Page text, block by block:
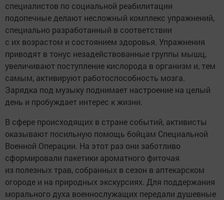
специалистов по социальной реабилитации
подопечные делают несложный комплекс упражнений,
специально разработанный в соответствии
с их возрастом и состоянием здоровья. Упражнения
приводят в тонус незадействованные группы мышц,
увеличивают поступление кислорода в организм и, тем
самым, активируют работоспособность мозга.
Зарядка под музыку поднимает настроение на целый
день и пробуждает интерес к жизни.
В сфере происходящих в стране событий, активисты
оказывают посильную помощь бойцам Специальной
Военной Операции. На этот раз они заботливо
сформировали пакетики ароматного фиточая
из полезных трав, собранных в сезон в аптекарском
огороде и на природных экскурсиях. Для поддержания
морального духа военнослужащих передали душевные